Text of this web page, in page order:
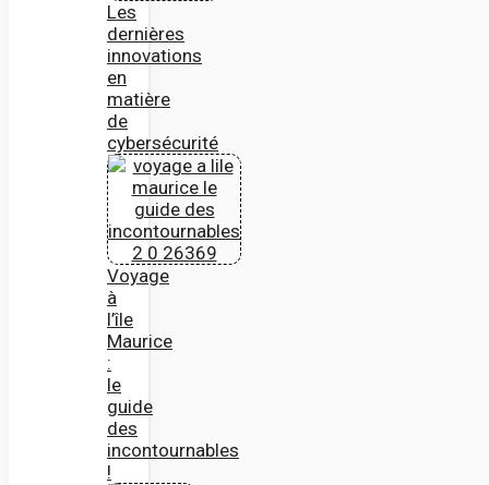
Les
dernières
innovations
en
matière
de
cybersécurité
Voyage
à
l’île
Maurice
:
le
guide
des
incontournables
!